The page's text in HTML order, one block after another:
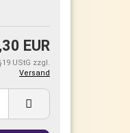
EUR
UStG zzgl.
Versand